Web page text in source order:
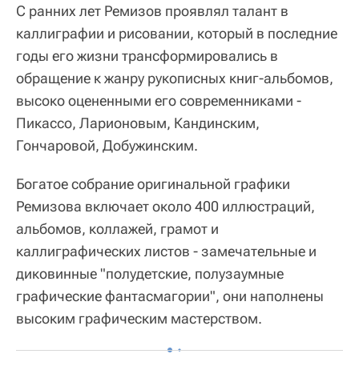
С ранних лет Ремизов проявлял талант в
каллиграфии и рисовании, который в последние
годы его жизни трансформировались в
обращение к жанру рукописных книг-альбомов,
высоко оцененными его современниками -
Пикассо, Ларионовым, Кандинским,
Гончаровой, Добужинским.
Богатое собрание оригинальной графики
Ремизова включает около 400 иллюстраций,
альбомов, коллажей, грамот и
каллиграфических листов - замечательные и
диковинные "полудетские, полузаумные
графические фантасмагории", они наполнены
высоким графическим мастерством.